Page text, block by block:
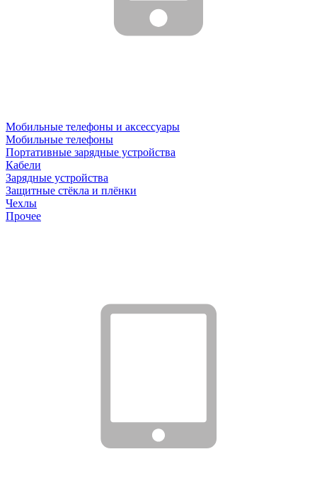
Мобильные телефоны и аксессуары
Мобильные телефоны
Портативные зарядные устройства
Кабели
Зарядные устройства
Защитные стёкла и плёнки
Чехлы
Прочее